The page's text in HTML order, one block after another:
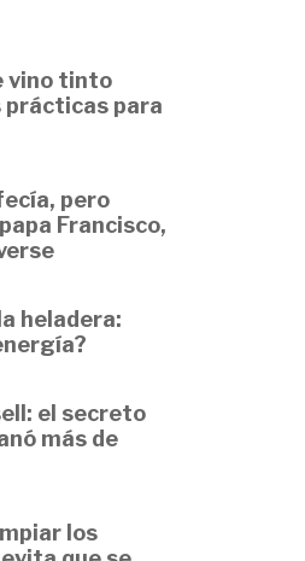
vino tinto
prácticas para
pero
Francisco,
heladera:
el secreto
más de
los